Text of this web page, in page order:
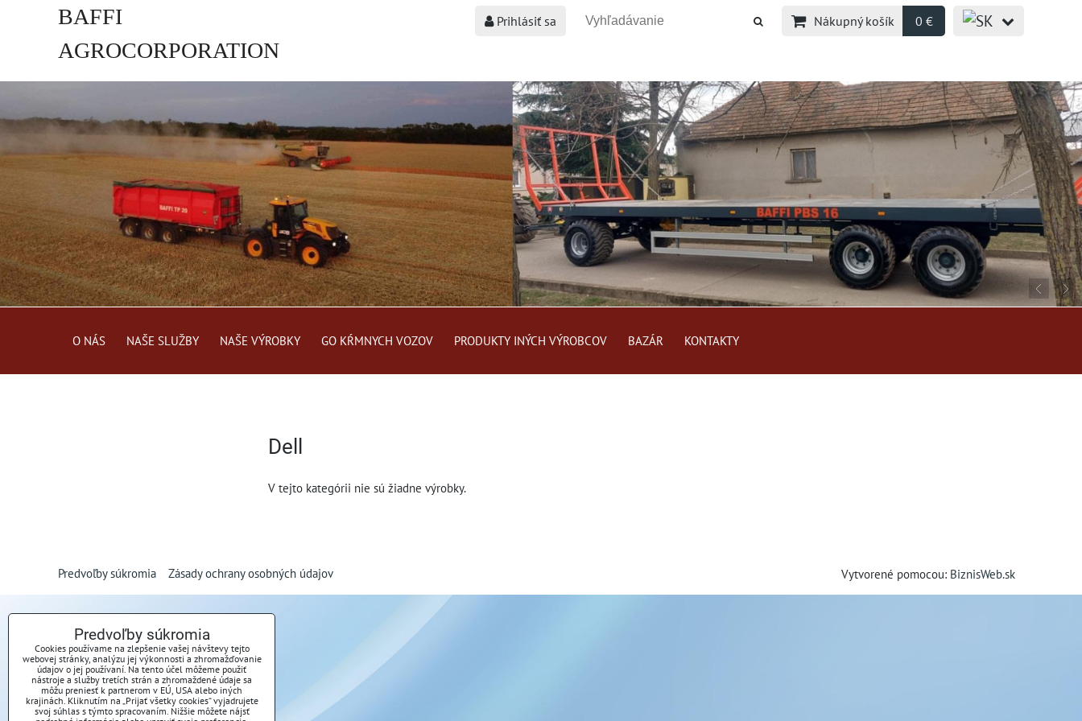
BAFFI
AGROCORPORATION
s.r.o.
Prihlásiť sa Nákupný košík 0 €
O NÁS NAŠE SLUŽBY NAŠE VÝROBKY GO KŔMNYCH VOZOV PRODUKTY INÝCH VÝROBCOV BAZÁR KONTAKTY
Dell
V tejto kategórii nie sú žiadne výrobky.
Predvoľby súkromia Zásady ochrany osobných údajov Vytvorené pomocou: BiznisWeb.sk
Predvoľby súkromia
Cookies používame na zlepšenie vašej návštevy tejto
webovej stránky, analýzu jej výkonnosti a zhromažďovanie
údajov o jej používaní. Na tento účel môžeme použiť
nástroje a služby tretích strán a zhromaždené údaje sa
môžu preniesť k partnerom v EÚ, USA alebo iných
krajinách. Kliknutím na „Prijať všetky cookies“ vyjadrujete
svoj súhlas s týmto spracovaním. Nižšie môžete nájsť